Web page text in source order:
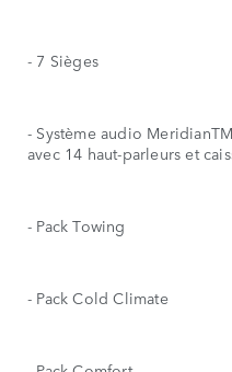
- 7 Sièges
- Système audio
avec 14 haut-parleurs et
- Pack Towing
- Pack Cold Climate